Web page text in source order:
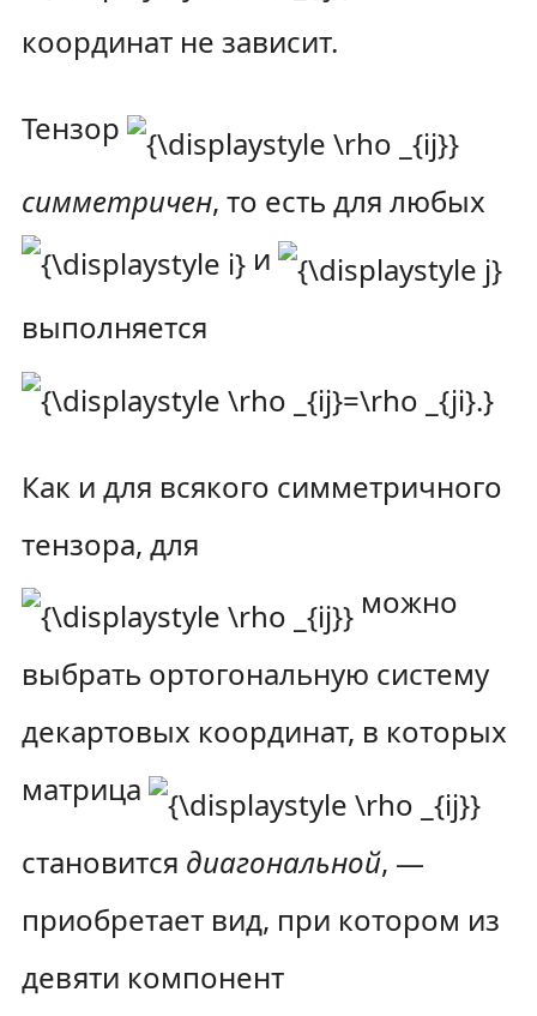
координат не зависит.
Тензор
симметричен, то есть для любых
и
выполняется
Как и для всякого симметричного
тензора, для
можно
выбрать ортогональную систему
декартовых координат, в которых
матрица
становится диагональной, —
приобретает вид, при котором из
девяти компонент